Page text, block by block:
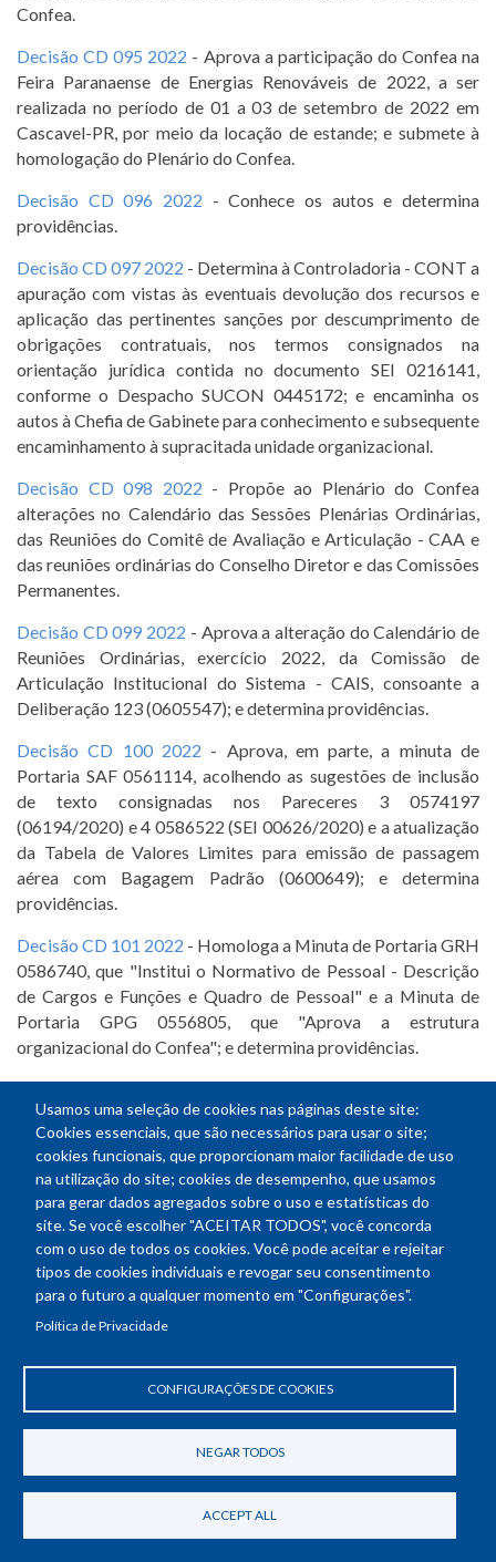
Usamos uma seleção de cookies nas páginas deste site:
Cookies essenciais, que são necessários para usar o site;
cookies funcionais, que proporcionam maior facilidade de uso
na utilização do site; cookies de desempenho, que usamos
para gerar dados agregados sobre o uso e estatísticas do
site. Se você escolher "ACEITAR TODOS", você concorda
com o uso de todos os cookies. Você pode aceitar e rejeitar
tipos de cookies individuais e revogar seu consentimento
para o futuro a qualquer momento em "Configurações".
Política de Privacidade
CONFIGURAÇÕES DE COOKIES
NEGAR TODOS
ACCEPT ALL
Confea.
Decisão CD 095 2022 - Aprova a participação do Confea na
Feira Paranaense de Energias Renováveis de 2022, a ser
realizada no período de 01 a 03 de setembro de 2022 em
Cascavel-PR, por meio da locação de estande; e submete à
homologação do Plenário do Confea.
Decisão CD 096 2022 - Conhece os autos e determina
providências.
Decisão CD 097 2022 - Determina à Controladoria - CONT a
apuração com vistas às eventuais devolução dos recursos e
aplicação das pertinentes sanções por descumprimento de
obrigações contratuais, nos termos consignados na
orientação jurídica contida no documento SEI 0216141,
conforme o Despacho SUCON 0445172; e encaminha os
autos à Chefia de Gabinete para conhecimento e subsequente
encaminhamento à supracitada unidade organizacional.
Decisão CD 098 2022 - Propõe ao Plenário do Confea
alterações no Calendário das Sessões Plenárias Ordinárias,
das Reuniões do Comitê de Avaliação e Articulação - CAA e
das reuniões ordinárias do Conselho Diretor e das Comissões
Permanentes.
Decisão CD 099 2022 - Aprova a alteração do Calendário de
Reuniões Ordinárias, exercício 2022, da Comissão de
Articulação Institucional do Sistema - CAIS, consoante a
Deliberação 123 (0605547); e determina providências.
Decisão CD 100 2022 - Aprova, em parte, a minuta de
Portaria SAF 0561114, acolhendo as sugestões de inclusão
de texto consignadas nos Pareceres 3 0574197
(06194/2020) e 4 0586522 (SEI 00626/2020) e a atualização
da Tabela de Valores Limites para emissão de passagem
aérea com Bagagem Padrão (0600649); e determina
providências.
Decisão CD 101 2022 - Homologa a Minuta de Portaria GRH
0586740, que "Institui o Normativo de Pessoal - Descrição
de Cargos e Funções e Quadro de Pessoal" e a Minuta de
Portaria GPG 0556805, que "Aprova a estrutura
organizacional do Confea"; e determina providências.
Decisão CD 102 2022- Acolhe o Parecer 93 (0613558), de
10 de junho de 2022, ensejando na inaplicabilidade do
Decreto nº 10.934, de 2022 ao Confea bem como pela
impossibilidade de adoção de qualquer medida que vise
equiparar os agentes públicos do Sistema Confea/Crea e
Mútua àqueles Ministros de Estados e servidores
mencionados, ressaltando-se que eventual custeio de
passagem aérea na classe executiva para os agentes públicos
do Sistema Confea/Crea e Mútua pode configurar gasto
antieconômico, gerando a responsabilização dos gestores; e
Decisão CD 103 2022- Acolhe a proposta contida no
Relatório GIE 0547768; e determina providências.
Decisão CD 104 2022- Aprova o Plano de Trabalho, o
Cronograma de Atividades e o Calendário de Reuniões